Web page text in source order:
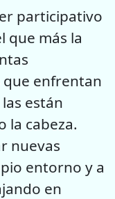
participativo
que más la
enfrentan
están
la cabeza.
nuevas
entorno y a
en